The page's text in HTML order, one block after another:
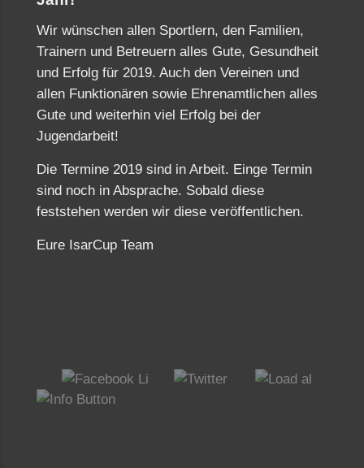
Wir wünschen allen Sportlern, den Familien,
Trainern und Betreuern alles Gute, Gesundheit
und Erfolg für 2019. Auch den Vereinen und
allen Funktionären sowie Ehrenamtlichen alles
Gute und weiterhin viel Erfolg bei der
Jugendarbeit!
Die Termine 2019 sind in Arbeit. Einge Termin
sind noch in Absprache. Sobald diese
feststehen werden wir diese veröffentlichen.
Eure IsarCup Team